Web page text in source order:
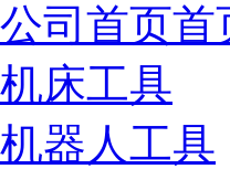
公司首页首
机床工具
机器人工具